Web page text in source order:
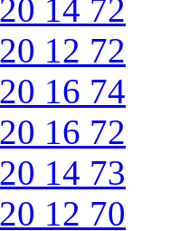
14 72
12 72
16 74
16 72
14 73
12 70